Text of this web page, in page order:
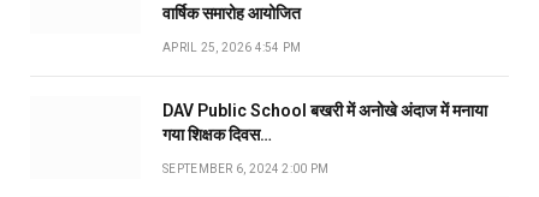
वार्षिक समारोह आयोजित
APRIL 25, 2026 4:54 PM
DAV Public School बखरी में अनोखे अंदाज में मनाया
गया शिक्षक दिवस…
SEPTEMBER 6, 2024 2:00 PM